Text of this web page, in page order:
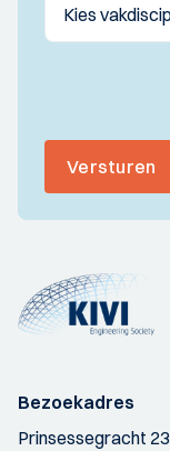
Versturen
Bezoekadres
Prinsessegracht 23